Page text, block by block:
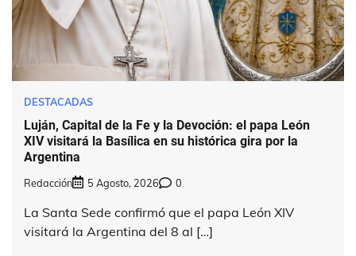
DESTACADAS
Luján, Capital de la Fe y la Devoción: el papa León
XIV visitará la Basílica en su histórica gira por la
Argentina
Redacción 5 Agosto, 2026 0
La Santa Sede confirmó que el papa León XIV
visitará la Argentina del 8 al […]